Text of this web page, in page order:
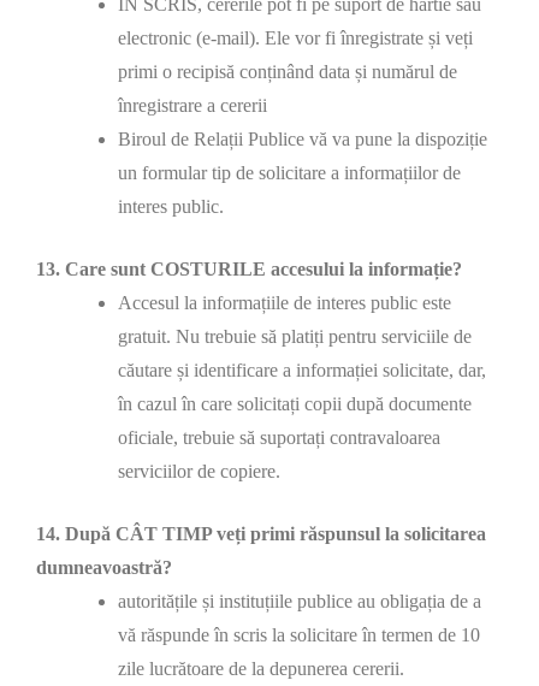
ÎN SCRIS, cererile pot fi pe suport de hârtie sau
electronic (e-mail). Ele vor fi înregistrate și veți
primi o recipisă conținând data și numărul de
înregistrare a cererii
Biroul de Relații Publice vă va pune la dispoziție
un formular tip de solicitare a informațiilor de
interes public.
13. Care sunt COSTURILE accesului la informație?
Accesul la informațiile de interes public este
gratuit. Nu trebuie să platiți pentru serviciile de
căutare și identificare a informației solicitate, dar,
în cazul în care solicitați copii după documente
oficiale, trebuie să suportați contravaloarea
serviciilor de copiere.
14. După CÂT TIMP veți primi răspunsul la solicitarea
dumneavoastră?
autoritățile și instituțiile publice au obligația de a
vă răspunde în scris la solicitare în termen de 10
zile lucrătoare de la depunerea cererii.